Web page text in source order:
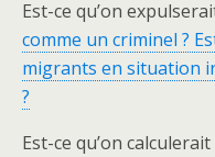
Est-ce qu’on
comme un criminel ?
migrants en situation
?
Est-ce qu’on